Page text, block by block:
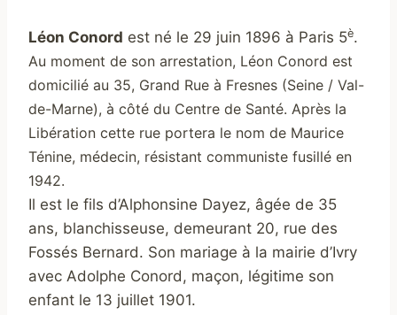
Léon Conord est né le 29 juin 1896 à Paris 5è.
Au moment de son arrestation, Léon Conord est
domicilié au 35, Grand Rue à Fresnes (Seine / Val-
de-Marne), à côté du Centre de Santé. Après la
Libération cette rue portera le nom de Maurice
Ténine, médecin, résistant communiste fusillé en
1942.
Il est le fils d’Alphonsine Dayez, âgée de 35
ans, blanchisseuse, demeurant 20, rue des
Fossés Bernard. Son mariage à la mairie d’Ivry
avec Adolphe Conord, maçon, légitime son
enfant le 13 juillet 1901.